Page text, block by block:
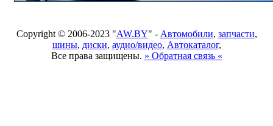
Copyright © 2006-2023 "AW.BY" - Автомобили, запчасти,
шины, диски, аудио/видео, Автокаталог,
Все права защищены. » Обратная связь «